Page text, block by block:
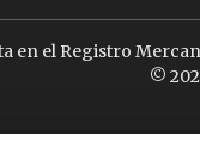
en el Registro
©